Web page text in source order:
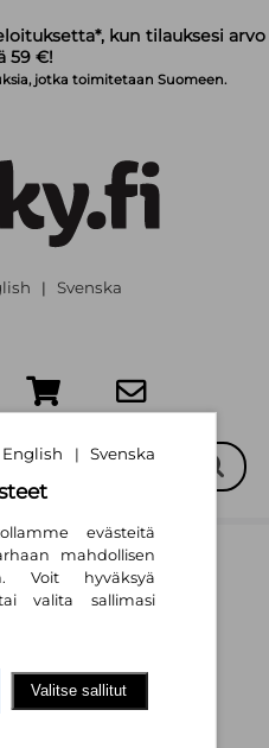
kun tilauksesi arvo
59 €!
jotka toimitetaan Suomeen.
| Svenska
(kuv.)
English | Svenska
evästeitä
mahdollisen
Voit hyväksyä
valita sallimasi
Valitse sallitut